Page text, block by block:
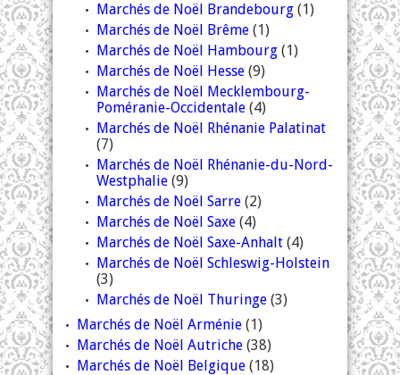
Marchés de Noël Brandebourg (1)
Marchés de Noël Brême (1)
Marchés de Noël Hambourg (1)
Marchés de Noël Hesse (9)
Marchés de Noël Mecklembourg-
Poméranie-Occidentale (4)
Marchés de Noël Rhénanie Palatinat
(7)
Marchés de Noël Rhénanie-du-Nord-
Westphalie (9)
Marchés de Noël Sarre (2)
Marchés de Noël Saxe (4)
Marchés de Noël Saxe-Anhalt (4)
Marchés de Noël Schleswig-Holstein
(3)
Marchés de Noël Thuringe (3)
Marchés de Noël Arménie (1)
Marchés de Noël Autriche (38)
Marchés de Noël Belgique (18)